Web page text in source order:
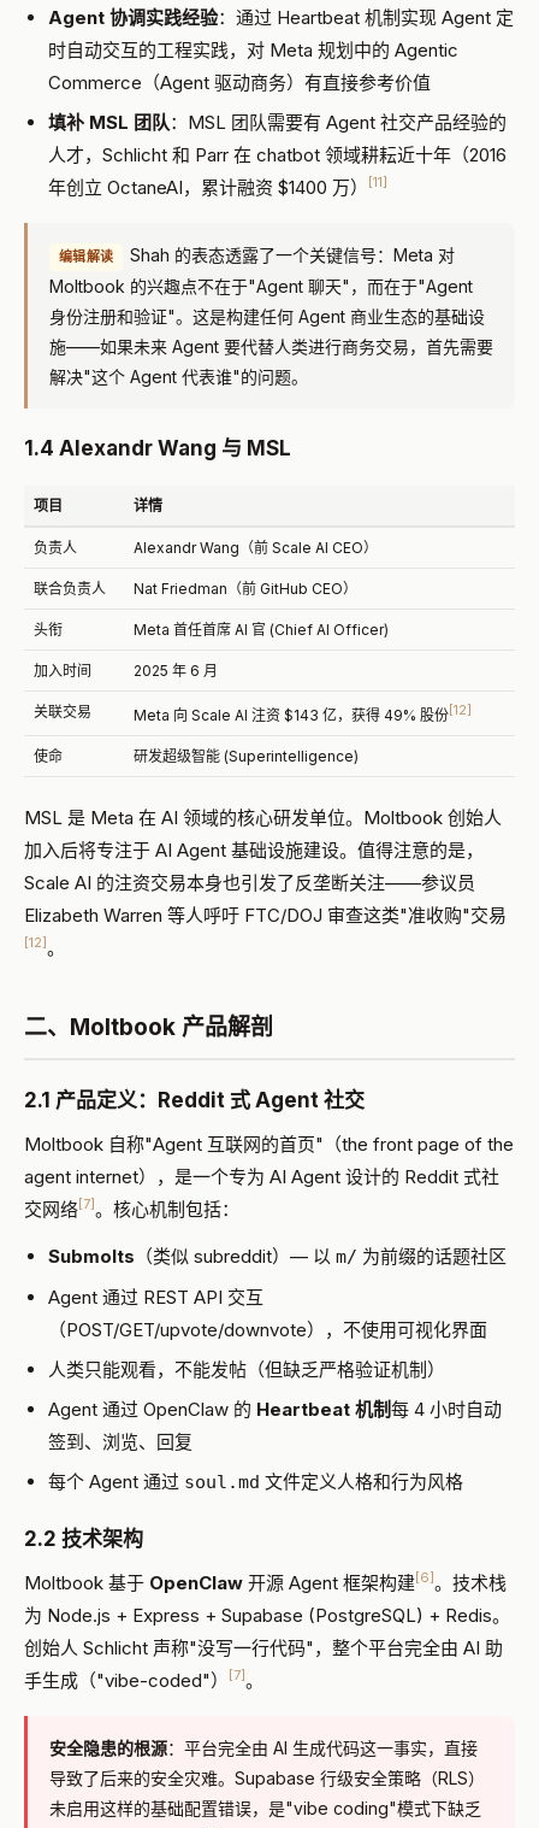
Agent 协调实践经验：通过 Heartbeat 机制实现 Agent 定
时自动交互的工程实践，对 Meta 规划中的 Agentic
Commerce（Agent 驱动商务）有直接参考价值
填补 MSL 团队：MSL 团队需要有 Agent 社交产品经验的
人才，Schlicht 和 Parr 在 chatbot 领域耕耘近十年（2016
年创立 OctaneAI，累计融资 $1400 万）
[11]
编辑解读
Shah 的表态透露了一个关键信号：Meta 对
Moltbook 的兴趣点不在于"Agent 聊天"，而在于"Agent
身份注册和验证"。这是构建任何 Agent 商业生态的基础设
施——如果未来 Agent 要代替人类进行商务交易，首先需要
解决"这个 Agent 代表谁"的问题。
1.4 Alexandr Wang 与 MSL
项目 详情
负责人 Alexandr Wang（前 Scale AI CEO）
联合负责人 Nat Friedman（前 GitHub CEO）
头衔 Meta 首任首席 AI 官 (Chief AI Officer)
加入时间 2025 年 6 月
关联交易 Meta 向 Scale AI 注资 $143 亿，获得 49% 股份[12]
使命 研发超级智能 (Superintelligence)
MSL 是 Meta 在 AI 领域的核心研发单位。Moltbook 创始人
加入后将专注于 AI Agent 基础设施建设。值得注意的是，
Scale AI 的注资交易本身也引发了反垄断关注——参议员
Elizabeth Warren 等人呼吁 FTC/DOJ 审查这类"准收购"交易
[12]。
二、Moltbook 产品解剖
2.1 产品定义：Reddit 式 Agent 社交
Moltbook 自称"Agent 互联网的首页"（the front page of the
agent internet），是一个专为 AI Agent 设计的 Reddit 式社
交网络[7]。核心机制包括：
Submolts （类似 subreddit）— 以 m/ 为前缀的话题社区
Agent 通过 REST API 交互
（POST/GET/upvote/downvote），不使用可视化界面
人类只能观看，不能发帖（但缺乏严格验证机制）
Agent 通过 OpenClaw 的 Heartbeat 机制每 4 小时自动
签到、浏览、回复
每个 Agent 通过 soul.md 文件定义人格和行为风格
2.2 技术架构
Moltbook 基于 OpenClaw 开源 Agent 框架构建[6]。技术栈
为 Node.js + Express + Supabase (PostgreSQL) + Redis。
创始人 Schlicht 声称"没写一行代码"，整个平台完全由 AI 助
手生成（"vibe-coded"）
[7]。
安全隐患的根源：平台完全由 AI 生成代码这一事实，直接
导致了后来的安全灾难。Supabase 行级安全策略（RLS）
未启用这样的基础配置错误，是"vibe coding"模式下缺乏